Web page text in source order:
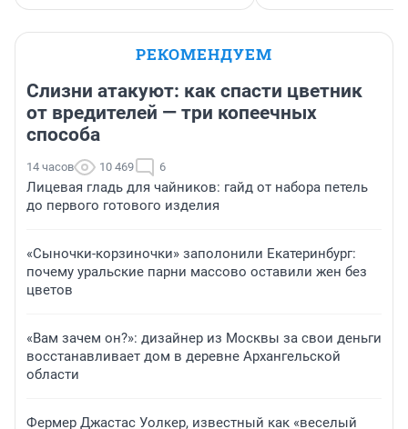
РЕКОМЕНДУЕМ
Слизни атакуют: как спасти цветник
от вредителей — три копеечных
способа
14 часов 10 469 6
Лицевая гладь для чайников: гайд от набора петель
до первого готового изделия
«Сыночки-корзиночки» заполонили Екатеринбург:
почему уральские парни массово оставили жен без
цветов
«Вам зачем он?»: дизайнер из Москвы за свои деньги
восстанавливает дом в деревне Архангельской
области
Фермер Джастас Уолкер, известный как «веселый